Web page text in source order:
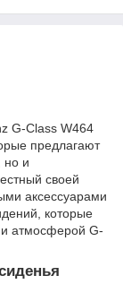
G-Class W464
предлагают
но и
своей
аксессуарами
которые
атмосферой G-